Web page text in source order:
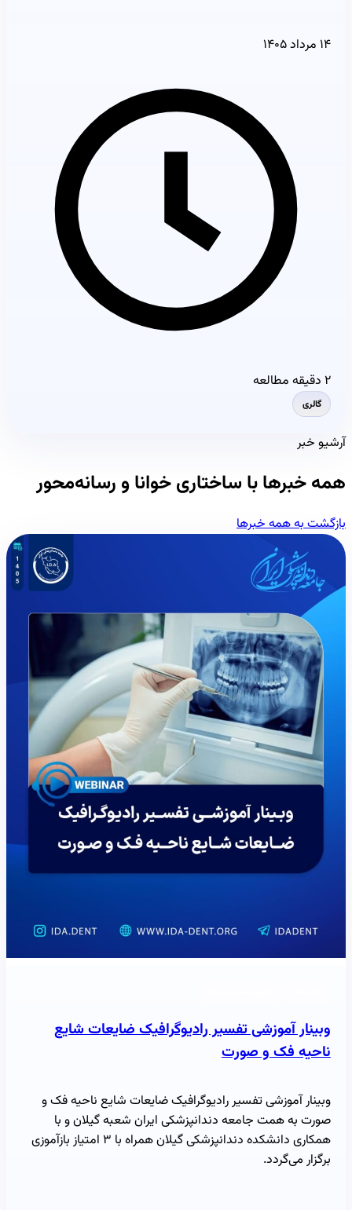
۱۴ مرداد ۱۴۰۵
۲ دقیقه مطالعه
گالری
آرشیو خبر
همه خبرها با ساختاری خوانا و رسانه‌محور
بازگشت به همه خبرها
وبینار آموزشی تفسیر رادیوگرافیک ضایعات شایع
ناحیه فک و صورت
وبینار آموزشی تفسیر رادیوگرافیک ضایعات شایع ناحیه فک و
صورت به همت جامعه دندانپزشکی ایران شعبه گیلان و با
همکاری دانشکده دندانپزشکی گیلان همراه با ۳ امتیاز بازآموزی
برگزار می‌گردد.